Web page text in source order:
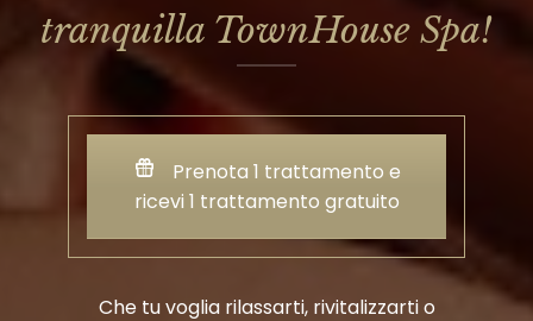
tranquilla TownHouse Spa!
Prenota 1 trattamento e
ricevi 1 trattamento gratuito
Che tu voglia rilassarti, rivitalizzarti o